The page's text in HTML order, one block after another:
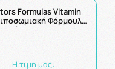
Formulas Vitamin
Φόρμουλα
Β12, 21.6ml
Η τιμή μας: